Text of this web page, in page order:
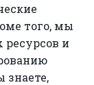
того, мы
и
знаете,